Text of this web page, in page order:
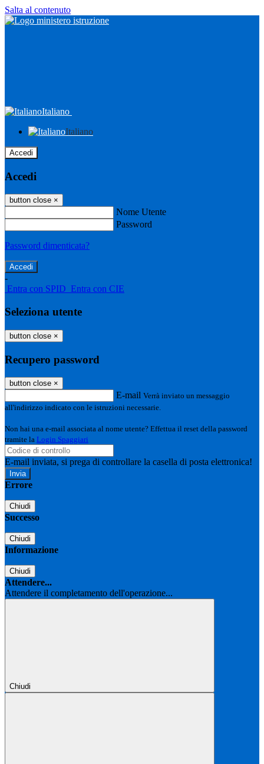
Salta al contenuto
Italiano
Italiano
Accedi
Accedi
button close ×
Nome Utente
Password
Password dimenticata?
-
Entra con SPID Entra con CIE
Seleziona utente
button close ×
Recupero password
button close ×
E-mail Verrà inviato un messaggio
all'indirizzo indicato con le istruzioni necessarie.
Non hai una e-mail associata al nome utente? Effettua il reset della password
tramite la Login Spaggiari
E-mail inviata, si prega di controllare la casella di posta elettronica!
Errore
Chiudi
Successo
Chiudi
Informazione
Chiudi
Attendere...
Attendere il completamento dell'operazione...
Chiudi